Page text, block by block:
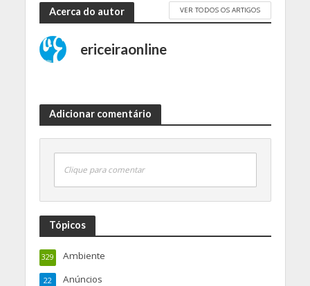
Acerca do autor VER TODOS OS ARTIGOS
ericeiraonline
Adicionar comentário
Clique para comentar
Tópicos
Ambiente
329
Anúncios
22